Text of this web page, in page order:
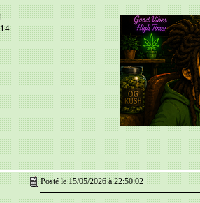
__________________________
Posté le 15/05/2026 à 22:50:02